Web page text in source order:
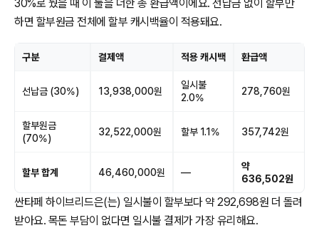
30%로 뒀을 때 이 둘을 더한 총 환급액이에요. 선납금 없이 할부만
하면 할부원금 전체에 할부 캐시백율이 적용돼요.
구분 결제액 적용 캐시백 환급액
선납금 (30%) 13,938,000원
일시불
2.0%
278,760원
할부원금
(70%)
32,522,000원 할부 1.1% 357,742원
할부 합계 46,460,000원 —
약
636,502원
싼타페 하이브리드은(는) 일시불이 할부보다 약 292,698원 더 돌려
받아요. 목돈 부담이 없다면 일시불 결제가 가장 유리해요.